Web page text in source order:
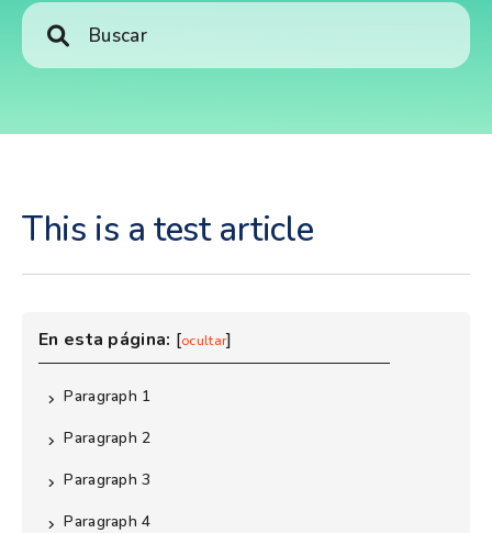
This is a test article
En esta página: [ocultar]
Paragraph 1
Paragraph 2
Paragraph 3
Paragraph 4